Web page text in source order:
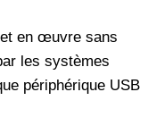
en œuvre sans
les systèmes
périphérique USB